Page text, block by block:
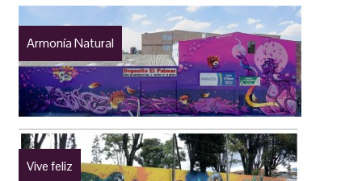
Armonía Natural
Vive feliz